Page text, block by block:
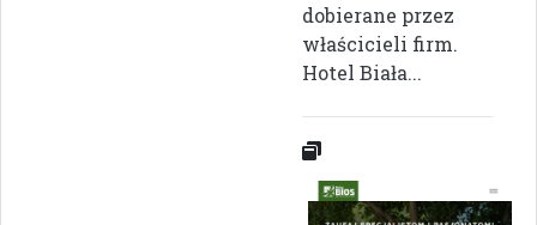
dobierane przez
właścicieli firm.
Hotel Biała...